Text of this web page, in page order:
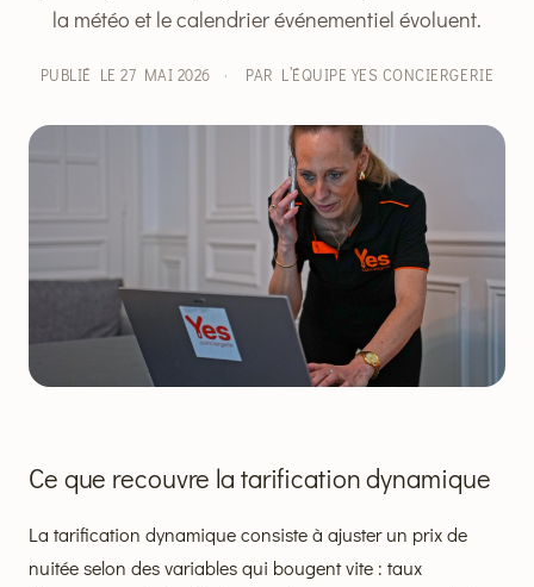
la météo et le calendrier événementiel évoluent.
PUBLIÉ LE 27 MAI 2026 · PAR L’ÉQUIPE YES CONCIERGERIE
Ce que recouvre la tarification dynamique
La tarification dynamique consiste à ajuster un prix de
nuitée selon des variables qui bougent vite : taux